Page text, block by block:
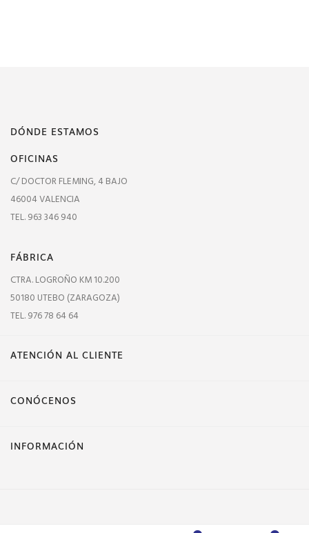
DÓNDE ESTAMOS
OFICINAS
C/ DOCTOR FLEMING, 4 BAJO
46004 VALENCIA
TEL. 963 346 940
FÁBRICA
CTRA. LOGROÑO KM 10.200
50180 UTEBO (ZARAGOZA)
TEL. 976 78 64 64
ATENCIÓN AL CLIENTE
CONÓCENOS
INFORMACIÓN